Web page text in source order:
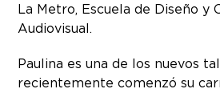
La Metro, Escuela de Diseño y
Audiovisual.
Paulina es una de los nuevos
recientemente comenzó su